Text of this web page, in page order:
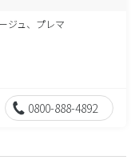
ジュ、プレマ
0800-888-4892